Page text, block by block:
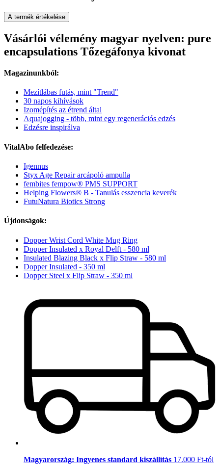
A termék értékelése
Vásárlói vélemény magyar nyelven: pure
encapsulations Tőzegáfonya kivonat
Magazinunkból:
Mezítlábas futás, mint "Trend"
30 napos kihívások
Izomépítés az étrend által
Aquajogging - több, mint egy regenerációs edzés
Edzésre inspirálva
VitalAbo felfedezése:
Igennus
Styx Age Repair arcápoló ampulla
fembites fempow® PMS SUPPORT
Helping Flowers® B - Tanulás esszencia keverék
FutuNatura Biotics Strong
Újdonságok:
Dopper Wrist Cord White Mug Ring
Dopper Insulated x Royal Delft - 580 ml
Insulated Blazing Black x Flip Straw - 580 ml
Dopper Insulated - 350 ml
Dopper Steel x Flip Straw - 350 ml
Magyarország: Ingyenes standard kiszállítás 17.000 Ft-tól